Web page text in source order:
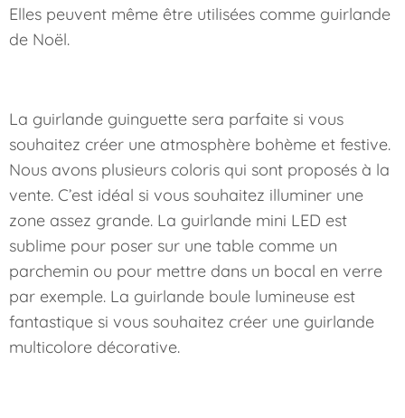
Elles peuvent même être utilisées comme guirlande
de Noël.
La guirlande guinguette sera parfaite si vous
souhaitez créer une atmosphère bohème et festive.
Nous avons plusieurs coloris qui sont proposés à la
vente. C’est idéal si vous souhaitez illuminer une
zone assez grande. La guirlande mini LED est
sublime pour poser sur une table comme un
parchemin ou pour mettre dans un bocal en verre
par exemple. La guirlande boule lumineuse est
fantastique si vous souhaitez créer une guirlande
multicolore décorative.